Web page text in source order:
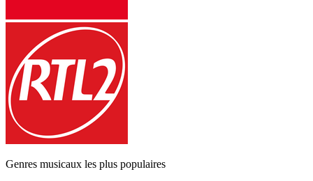
Genres musicaux les plus populaires